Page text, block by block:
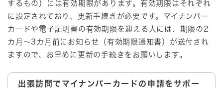
するもの）には有効期限があります。有効期限はそれぞれ
に設定されており、更新手続きが必要です。マイナンバー
カードや電子証明書の有効期限を迎える人には、期限の2
カ月～3カ月前にお知らせ（有効期限通知書）が送付され
ますので、お早めに更新の手続きをお願いします。
出張訪問でマイナンバーカードの申請をサポー